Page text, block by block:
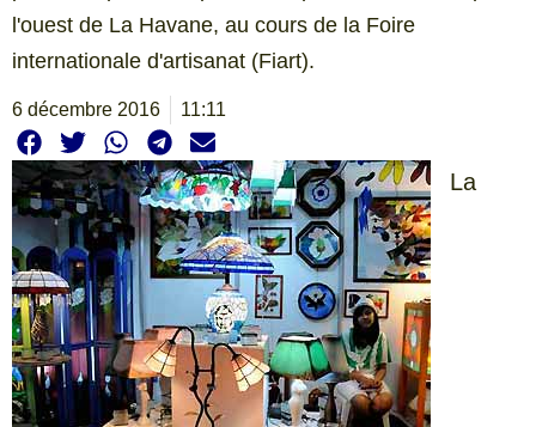
l'ouest de La Havane, au cours de la Foire
internationale d'artisanat (Fiart).
6 décembre 2016 11:11
La